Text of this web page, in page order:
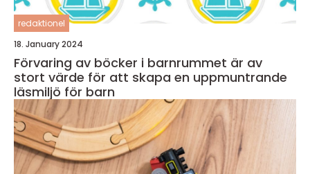
redaktionel
18. January 2024
Förvaring av böcker i barnrummet är av
stort värde för att skapa en uppmuntrande
läsmiljö för barn